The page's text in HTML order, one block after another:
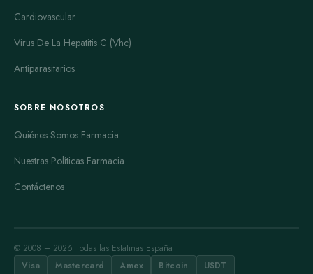
Cardiovascular
Virus De La Hepatitis C (Vhc)
Antiparasitarios
SOBRE NOSOTROS
Quiénes Somos Farmacia
Nuestras Políticas Farmacia
Contáctenos
© 2008 – 2026 Todas las Estatinas España
Visa
Mastercard Amex Bitcoin USDT